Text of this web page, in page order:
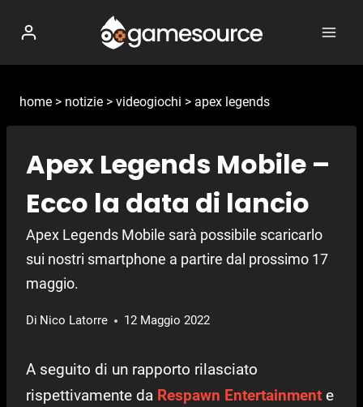
contenuto
home > notizie > videogiochi > apex legends
Apex Legends Mobile –
Ecco la data di lancio
Apex Legends Mobile sarà possibile scaricarlo
sui nostri smartphone a partire dal prossimo 17
maggio.
Di Nico Latorre 12 Maggio 2022
A seguito di un rapporto rilasciato
rispettivamente da Respawn Entertainment e